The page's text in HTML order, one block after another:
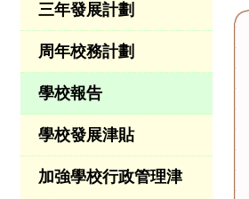
三年發展計劃
周年校務計劃
學校報告
學校發展津貼
加強學校行政管理津